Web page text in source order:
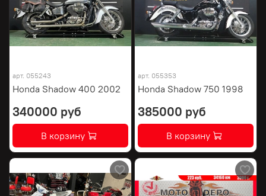
арт. 055243
Honda Shadow 400 2002
340000 руб
В корзину
арт. 055353
Honda Shadow 750 1998
385000 руб
В корзину